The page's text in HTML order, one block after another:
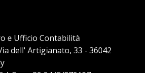
e Ufficio Contabilità
dell' Artigianato, 33 - 36042